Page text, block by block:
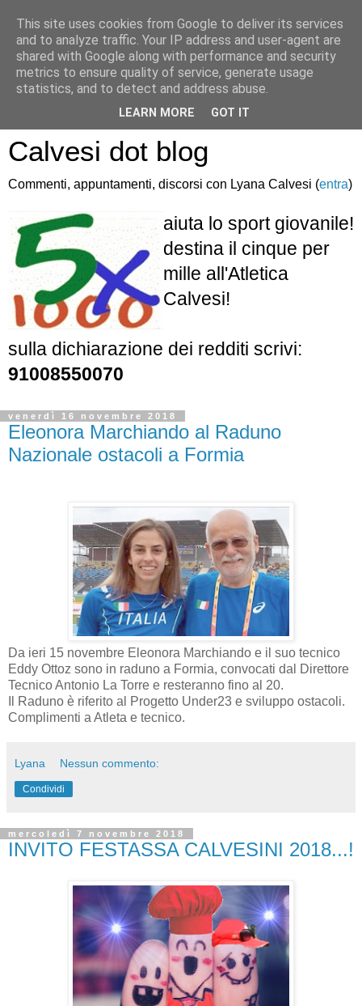
Atletica Sandro
Calvesi dot blog
Commenti, appuntamenti, discorsi con Lyana Calvesi (entra)
aiuta lo sport giovanile!
destina il cinque per
mille all'Atletica
Calvesi!
sulla dichiarazione dei redditi scrivi:
91008550070
venerdì 16 novembre 2018
Eleonora Marchiando al Raduno
Nazionale ostacoli a Formia
Da ieri 15 novembre Eleonora Marchiando e il suo tecnico
Eddy Ottoz sono in raduno a Formia, convocati dal Direttore
Tecnico Antonio La Torre e resteranno fino al 20.
Il Raduno è riferito al Progetto Under23 e sviluppo ostacoli.
Complimenti a Atleta e tecnico.
Lyana Nessun commento:
Condividi
mercoledì 7 novembre 2018
INVITO FESTASSA CALVESINI 2018...!
This site uses cookies from Google to deliver its services
and to analyze traffic. Your IP address and user-agent are
shared with Google along with performance and security
metrics to ensure quality of service, generate usage
statistics, and to detect and address abuse.
LEARN MORE GOT IT